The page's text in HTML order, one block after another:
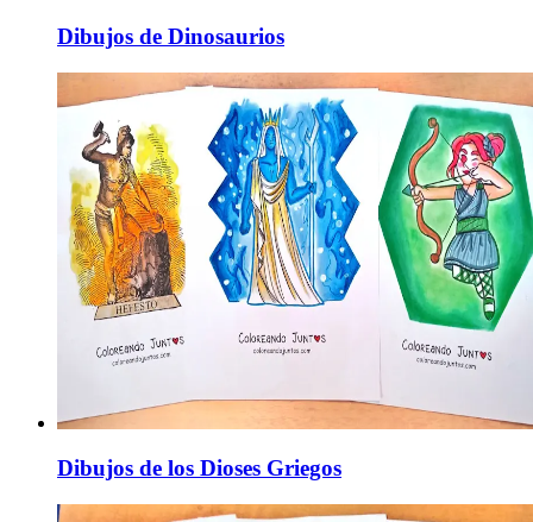
Dibujos de Dinosaurios
Dibujos de los Dioses Griegos